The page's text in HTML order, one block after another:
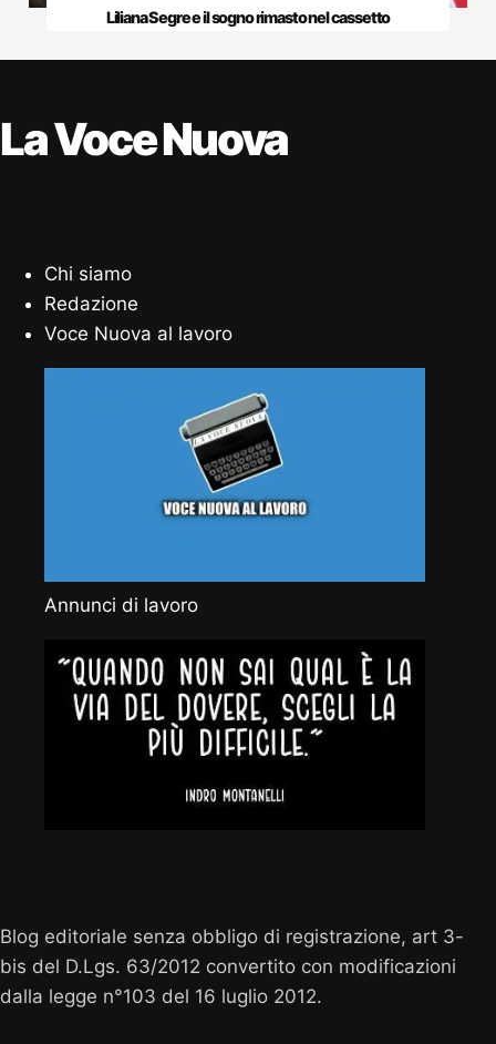
Liliana Segre e il sogno rimasto nel cassetto
La Voce Nuova
Chi siamo
Redazione
Voce Nuova al lavoro
Annunci di lavoro
Blog editoriale senza obbligo di registrazione, art 3-
bis del D.Lgs. 63/2012 convertito con modificazioni
dalla legge n°103 del 16 luglio 2012.